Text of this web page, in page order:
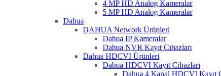
4 MP HD Analog Kameralar
5 MP HD Analog Kameralar
Dahua
DAHUA Network Ürünleri
Dahua IP Kameralar
Dahua NVR Kayıt Cıhazları
Dahua HDCVI Ürünleri
Dahua HDCVI Kayıt Cihazları
Dahua 4 Kanal HDCVI Kayıt